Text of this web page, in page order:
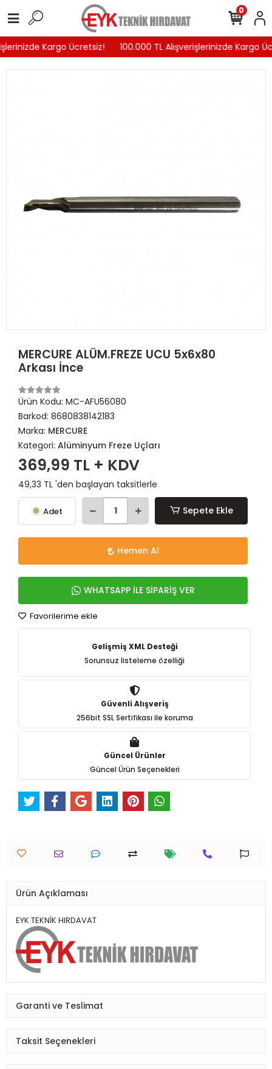
Kargo Ücretsiz! 100.000 TL Alışverişlerinizde Kargo
0
MERCURE ALÜM.FREZE UCU 5x6x80
Arkası İnce
Ürün Kodu: MC-AFU56080
Barkod: 8680838142183
Marka: MERCURE
Kategori: Alüminyum Freze Uçları
369,99 TL + KDV
49,33 TL 'den başlayan taksitlerle
Adet Sepete Ekle
Hemen Al
WHATSAPP İLE SİPARİŞ VER
Favorilerime ekle
Gelişmiş XML Desteği
Sorunsuz listeleme özelliği
Güvenli Alışveriş
256bit SSL Sertifikası ile koruma
Güncel Ürünler
Güncel Ürün Seçenekleri
Ürün Açıklaması
EYK TEKNİK HIRDAVAT
Garanti ve Teslimat
Taksit Seçenekleri